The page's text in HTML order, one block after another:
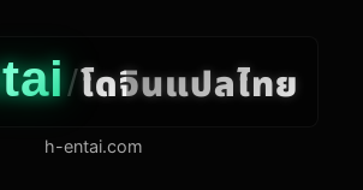
/โดจินแปลไทย
h-entai.com